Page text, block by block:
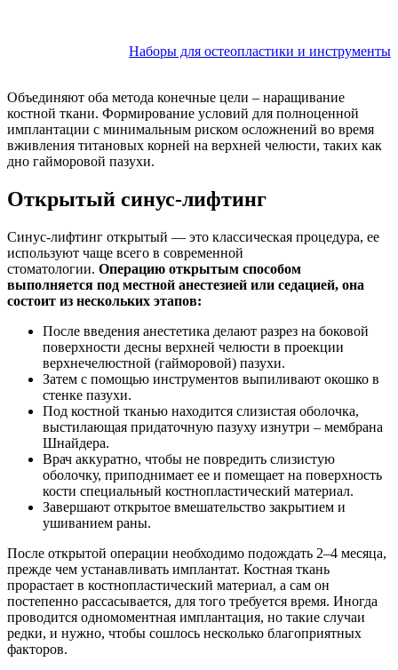
Наборы для остеопластики и инструменты
Объединяют оба метода конечные цели – наращивание
костной ткани. Формирование условий для полноценной
имплантации с минимальным риском осложнений во время
вживления титановых корней на верхней челюсти, таких как
дно гайморовой пазухи.
Открытый синус-лифтинг
Синус-лифтинг открытый — это классическая процедура, ее
используют чаще всего в современной
стоматологии. Операцию открытым способом
выполняется под местной анестезией или седацией, она
состоит из нескольких этапов:
После введения анестетика делают разрез на боковой
поверхности десны верхней челюсти в проекции
верхнечелюстной (гайморовой) пазухи.
Затем с помощью инструментов выпиливают окошко в
стенке пазухи.
Под костной тканью находится слизистая оболочка,
выстилающая придаточную пазуху изнутри – мембрана
Шнайдера.
Врач аккуратно, чтобы не повредить слизистую
оболочку, приподнимает ее и помещает на поверхность
кости специальный костнопластический материал.
Завершают открытое вмешательство закрытием и
ушиванием раны.
После открытой операции необходимо подождать 2–4 месяца,
прежде чем устанавливать имплантат. Костная ткань
прорастает в костнопластический материал, а сам он
постепенно рассасывается, для того требуется время. Иногда
проводится одномоментная имплантация, но такие случаи
редки, и нужно, чтобы сошлось несколько благоприятных
факторов.